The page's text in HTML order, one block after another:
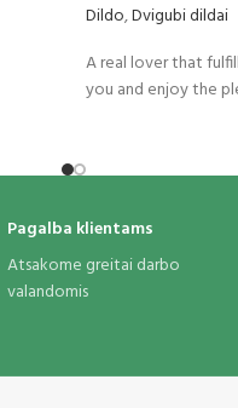
Dildo,Dvigubi dildai
A real lover that
you and enjoy the
Pagalba klientams
Atsakome greitai darbo
valandomis